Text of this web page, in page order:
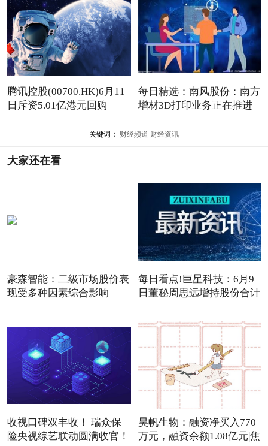
腾讯控股(00700.HK)6月11
日斥资5.01亿港元回购
每日精选：南风股份：南方
增材3D打印业务正在推进
关键词： 财经频道 财经资讯
大家还在看
豪森智能：二级市场股价表
现受多种因素综合影响
每日看点!巨星科技：6月9
日董秘周思远增持股份合计
收视口碑双丰收！ 瑞众保
险央视综艺联动圆满收官！
昊帆生物：融资净买入770
万元，融资余额1.08亿元|焦